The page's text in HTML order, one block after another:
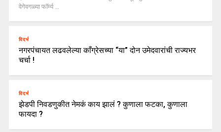
वेगेवगळ्या फॉर्म्य ...
विदर्भ
नगरपंचायत लढवलेल्या काँग्रेसच्या “या” दोन उमेदवारांची राज्यभर
चर्चा !
विदर्भ
झेडपी निवडणुकीत नेमकं काय झालं ? कुणाला फटका, कुणाला
फायदा ?